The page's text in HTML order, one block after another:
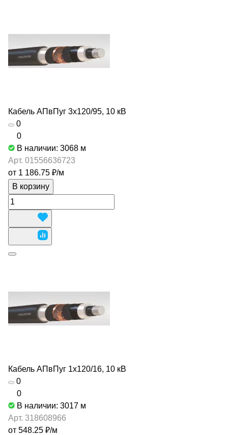
Кабель АПвПуг 3х120/95, 10 кВ
0
0
В наличии: 3068 м
Арт. 01556636723
от 1 186.75 ₽/м
В корзину
Кабель АПвПуг 1х120/16, 10 кВ
0
0
В наличии: 3017 м
Арт. 318608966
от 548.25 ₽/м